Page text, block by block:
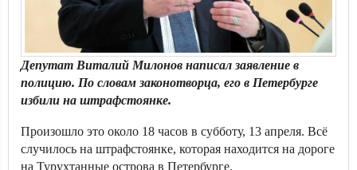
Депутат Виталий Милонов написал заявление в
полицию. По словам законотворца, его в Петербурге
избили на штрафстоянке.
Произошло это около 18 часов в субботу, 13 апреля. Всё
случилось на штрафстоянке, которая находится на дороге
на Турухтанные острова в Петербурге.